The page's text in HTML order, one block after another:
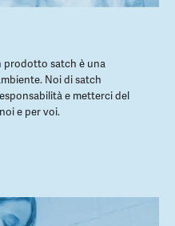
prodotto satch è una
Noi di satch
e metterci del
e per voi.